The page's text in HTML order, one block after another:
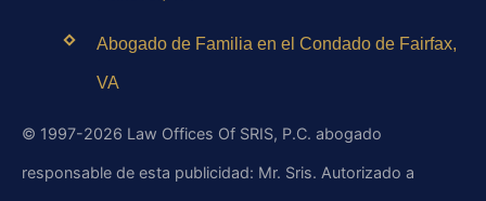
Abogado de Familia en el Condado de Fairfax,
VA
© 1997-2026 Law Offices Of SRIS, P.C. abogado
responsable de esta publicidad: Mr. Sris. Autorizado a